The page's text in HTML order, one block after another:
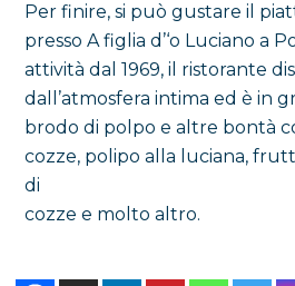
Per finire, si può gustare il
presso A figlia d’‘o Luciano a
attività dal 1969, il ristorante
dall’atmosfera intima ed è in
brodo di polpo e altre bontà
cozze, polipo alla luciana,
di
cozze e molto altro.